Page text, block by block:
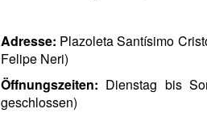
Adresse: Plazoleta Santísimo
Felipe Neri)
Öffnungszeiten: Dienstag bis
geschlossen)